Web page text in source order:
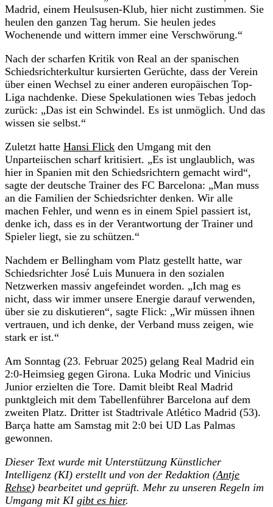
Madrid, einem Heulsusen-Klub, hier nicht zustimmen. Sie
heulen den ganzen Tag herum. Sie heulen jedes
Wochenende und wittern immer eine Verschwörung.“
Nach der scharfen Kritik von Real an der spanischen
Schiedsrichterkultur kursierten Gerüchte, dass der Verein
über einen Wechsel zu einer anderen europäischen Top-
Liga nachdenke. Diese Spekulationen wies Tebas jedoch
zurück: „Das ist ein Schwindel. Es ist unmöglich. Und das
wissen sie selbst.“
Zuletzt hatte Hansi Flick den Umgang mit den
Unparteiischen scharf kritisiert. „Es ist unglaublich, was
hier in Spanien mit den Schiedsrichtern gemacht wird“,
sagte der deutsche Trainer des FC Barcelona: „Man muss
an die Familien der Schiedsrichter denken. Wir alle
machen Fehler, und wenn es in einem Spiel passiert ist,
denke ich, dass es in der Verantwortung der Trainer und
Spieler liegt, sie zu schützen.“
Nachdem er Bellingham vom Platz gestellt hatte, war
Schiedsrichter José Luis Munuera in den sozialen
Netzwerken massiv angefeindet worden. „Ich mag es
nicht, dass wir immer unsere Energie darauf verwenden,
über sie zu diskutieren“, sagte Flick: „Wir müssen ihnen
vertrauen, und ich denke, der Verband muss zeigen, wie
stark er ist.“
Am Sonntag (23. Februar 2025) gelang Real Madrid ein
2:0-Heimsieg gegen Girona. Luka Modric und Vinicius
Junior erzielten die Tore. Damit bleibt Real Madrid
punktgleich mit dem Tabellenführer Barcelona auf dem
zweiten Platz. Dritter ist Stadtrivale Atlético Madrid (53).
Barça hatte am Samstag mit 2:0 bei UD Las Palmas
gewonnen.
Dieser Text wurde mit Unterstützung Künstlicher
Intelligenz (KI) erstellt und von der Redaktion (Antje
Rehse) bearbeitet und geprüft. Mehr zu unseren Regeln im
Umgang mit KI gibt es hier.